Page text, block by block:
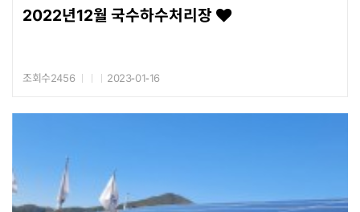
2022년12월 국수하수처리장
조회수2456 2023-01-16